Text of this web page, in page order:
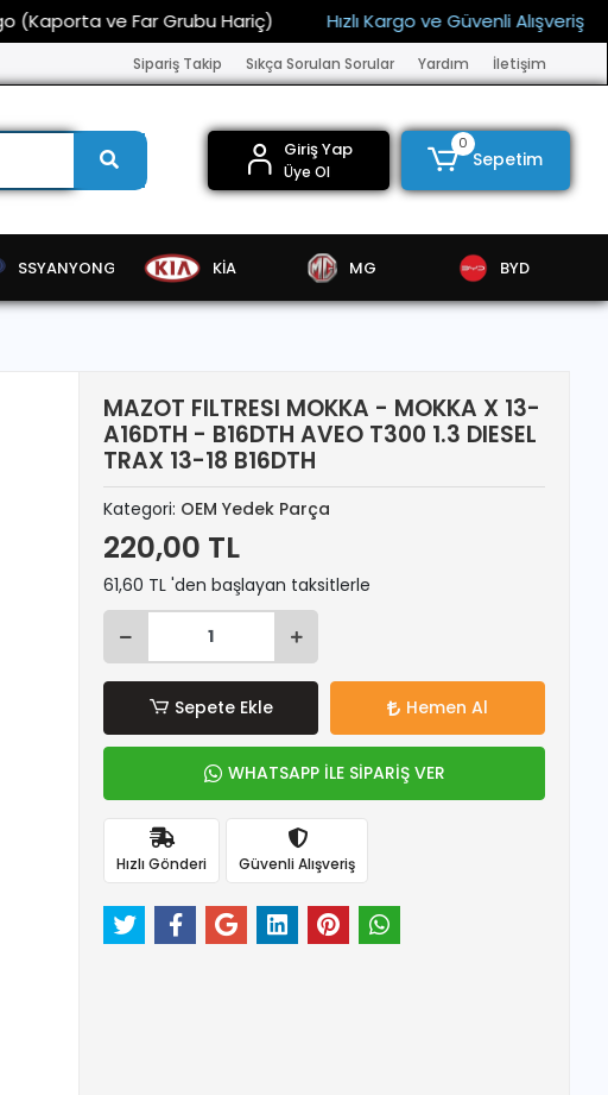
ve Far Grubu Hariç) Hızlı Kargo ve Güvenli Alışveriş
Sipariş Takip Sıkça Sorulan Sorular Yardım İletişim
Giriş Yap
Üye Ol
0
Sepetim
SSYANYONG KİA MG BYD
MAZOT FILTRESI MOKKA - MOKKA X 13-
A16DTH - B16DTH AVEO T300 1.3 DIESEL
TRAX 13-18 B16DTH
Kategori: OEM Yedek Parça
220,00 TL
61,60 TL 'den başlayan taksitlerle
Sepete Ekle Hemen Al
WHATSAPP İLE SİPARİŞ VER
Hızlı Gönderi Güvenli Alışveriş